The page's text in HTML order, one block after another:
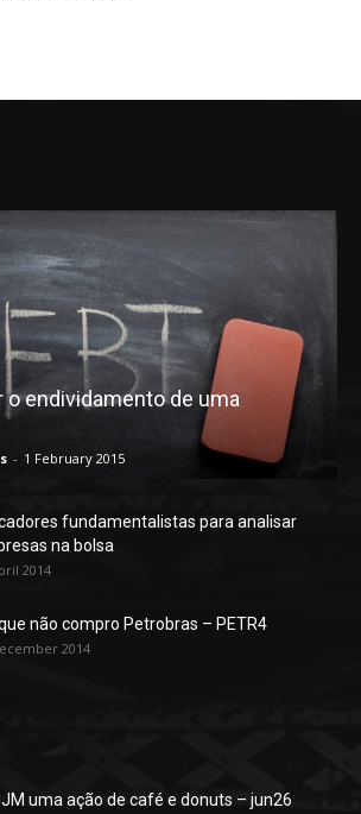
o endividamento de uma
- 1 February 2015
fundamentalistas para analisar
na bolsa
2014
não compro Petrobras – PETR4
2014
uma ação de café e donuts – jun26